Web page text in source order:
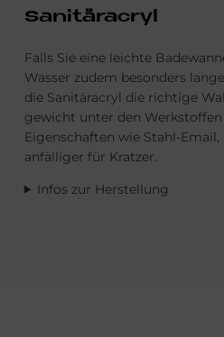
Sa­ni­tär­acryl
Falls Sie eine leichte
Wasser zudem be­sonders
die Sanitäracryl die richtige
gewicht unter den
Eigen­schaften wie Stahl-
anfälliger für Kratzer.
Infos zur Herstellung